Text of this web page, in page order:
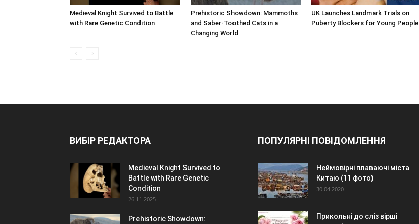
Medieval Knight Survived to Battle
with Rare Genetic Condition
Prehistoric Showdown: Mammoths
and Saber-Toothed Cats in a
Changing World
UK Launches Landmark Trials on
Puberty Blockers for Young People
ВИБІР РЕДАКТОРА
Medieval Knight Survived to
Battle with Rare Genetic
Condition
26.11.2025
Prehistoric Showdown:
ПОПУЛЯРНІ ПОВІДОМЛЕННЯ
Неймовірні плаваючі міста
Китаю (11 фото)
30.04.2020
Прикольні до сліз вірші